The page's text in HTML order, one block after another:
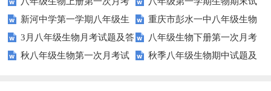
试题
题及答案
新河中学第一学期八年级生
物第三次月考试卷
重庆市彭水一中八年级生物
第三次月考试卷及答案
3月八年级生物月考试题及答
案
八年级生物下册第一次月考
试题
秋八年级生物第一次月考试
秋季八年级生物期中试题及